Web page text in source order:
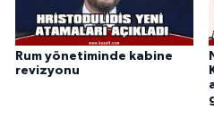
Rum yönetiminde kabine
revizyonu